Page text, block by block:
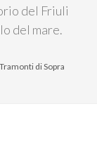
del Friuli
del mare.
Tramonti di Sopra